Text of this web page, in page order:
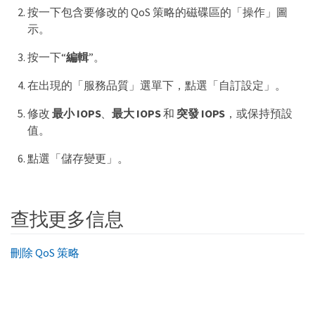
按一下包含要修改的 QoS 策略的磁碟區的「操作」圖
示。
按一下“編輯”。
在出現的「服務品質」選單下，點選「自訂設定」。
修改 最小 IOPS、最大 IOPS和 突發 IOPS ，或保持預設
值。
點選「儲存變更」。
查找更多信息
刪除 QoS 策略